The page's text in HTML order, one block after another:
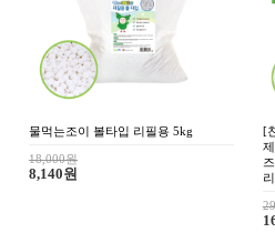
조이수 초순수 3차 살균 정제수 증류
수 18리터 지게차 배터리 화장품 약국